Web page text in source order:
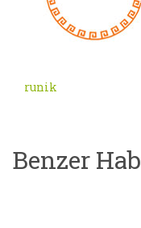
runik
Benzer